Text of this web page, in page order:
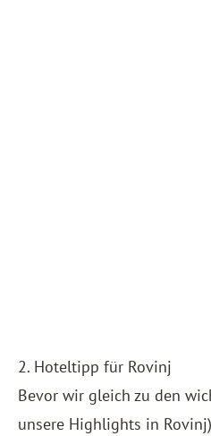
2. Hoteltipp für Rovinj
Bevor wir gleich zu den
unsere Highlights in